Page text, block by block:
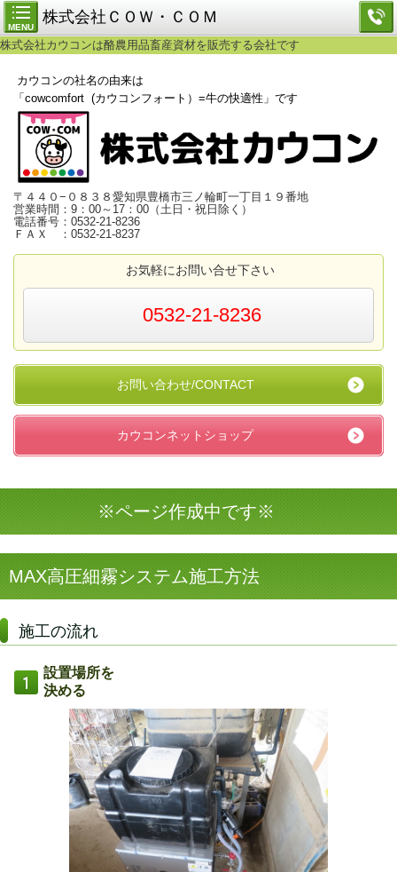
MENU
株式会社ＣＯＷ・ＣＯＭ
株式会社カウコンは酪農用品畜産資材を販売する会社です
カウコンの社名の由来は
「cowcomfort (カウコンフォート）=牛の快適性」です
〒４４０−０８３８愛知県豊橋市三ノ輪町一丁目１９番地
営業時間：9：00～17：00（土日・祝日除く）
電話番号：0532-21-8236
ＦＡＸ ：0532-21-8237
お気軽にお問い合せ下さい
0532-21-8236
お問い合わせ/CONTACT
カウコンネットショップ
※ページ作成中です※
MAX高圧細霧システム施工方法
施工の流れ
設置場所を
決める